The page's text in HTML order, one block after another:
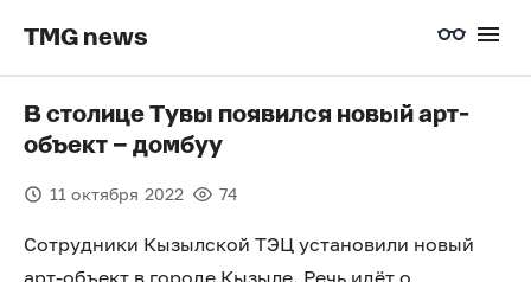
TMG news
В столице Тувы появился новый арт-
объект – домбуу
11 октября 2022 74
Сотрудники Кызылской ТЭЦ установили новый
арт-объект в городе Кызыле. Речь идёт о